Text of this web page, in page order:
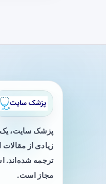
پزشک سایت،
زیادی از
ترجمه شده‌اند.
مجاز است.